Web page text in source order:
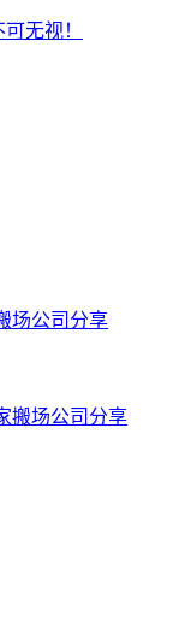
无视！
场公司分享
搬场公司分享